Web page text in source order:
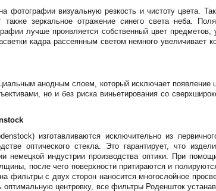
фотографии визуальную резкость и чистоту цвета.
зеркальное отражение синего света неба.
лучше проявляется собственный цвет
кадра рассеянным светом немного увеличивает
анодным слоем, который исключает появление
но и без риска виньетирования со
изготавливаются исключительно из
оптического стекла. Это гарантирует, что
немецкой индустрии производства оптики. При
после чего поверхности притираются и
фильтры с двух сторон наносится многослойное
центровку, все фильтры Роденшток